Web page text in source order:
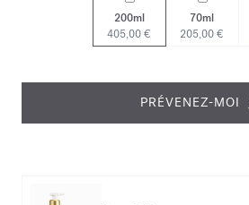
200ml
405,00 €
70ml
205,00 €
PRÉVENEZ-MOI